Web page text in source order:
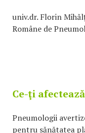
univ.dr. Florin
Române de
Ce-ţi
Pneumologii
pentru sănătatea